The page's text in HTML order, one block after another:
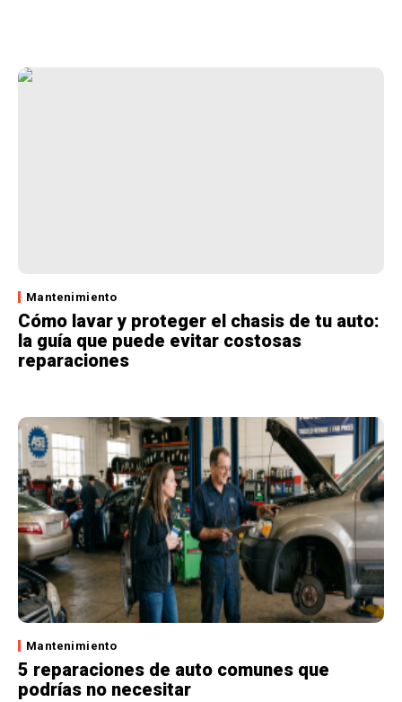
Mantenimiento
Cómo lavar y proteger el chasis de tu auto:
la guía que puede evitar costosas
reparaciones
Mantenimiento
5 reparaciones de auto comunes que
podrías no necesitar